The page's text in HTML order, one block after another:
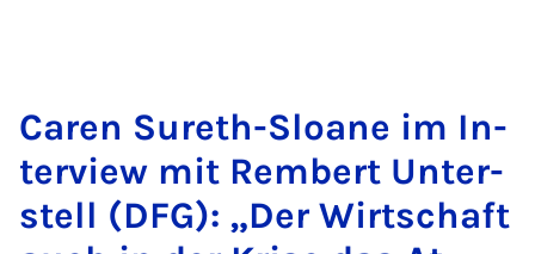
Car­en Sureth-Sloane im In­
ter­view mit Rem­bert Un­ter­
stell (DFG): „Der Wirtschaft